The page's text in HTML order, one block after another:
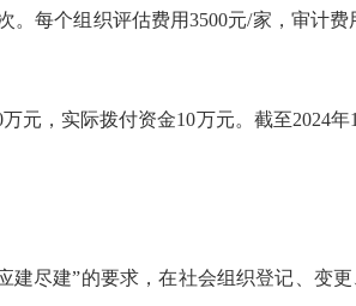
每个组织评估费用3500元/家，审计
元，实际拨付资金10万元。截至2024
尽建”的要求，在社会组织登记、变